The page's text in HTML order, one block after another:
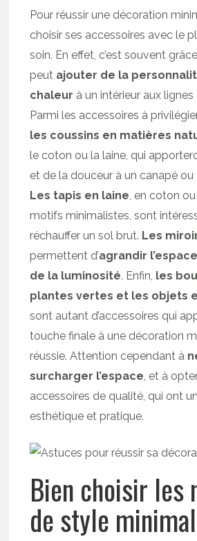
Pour réussir une décoration
choisir ses accessoires avec le
soin. En effet, c’est souvent
peut ajouter de la
chaleur à un intérieur aux lignes
Parmi les accessoires à
les coussins en matières
le coton ou la laine, qui
et de la douceur à un canapé ou
Les tapis en laine , en coton
motifs minimalistes, sont
réchauffer un sol brut. Les
permettent d’agrandir l’espace
de la luminosité. Enfin, les
plantes vertes et les objets
sont autant d’accessoires qui
touche finale à une décoration
réussie. Attention cependant à
surcharger l’espace , et à
accessoires de qualité, qui ont
esthétique et pratique.
Bien choisir les
de style